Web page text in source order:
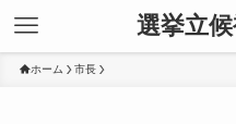
選挙立
ホーム 市長